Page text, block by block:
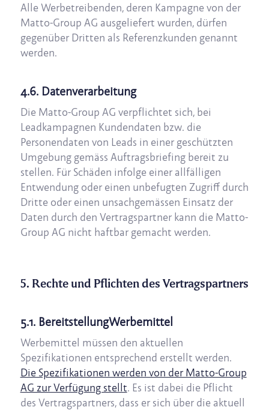
Alle Werbetreibenden, deren Kampagne von der
Matto-Group AG ausgeliefert wurden, dürfen
gegenüber Dritten als Referenzkunden genannt
werden.
4.6. Datenverarbeitung
Die Matto-Group AG verpflichtet sich, bei
Leadkampagnen Kundendaten bzw. die
Personendaten von Leads in einer geschützten
Umgebung gemäss Auftragsbriefing bereit zu
stellen. Für Schäden infolge einer allfälligen
Entwendung oder einen unbefugten Zugriff durch
Dritte oder einen unsachgemässen Einsatz der
Daten durch den Vertragspartner kann die Matto-
Group AG nicht haftbar gemacht werden.
5. Rechte und Pflichten des Vertragspartners
5.1. BereitstellungWerbemittel
Werbemittel müssen den aktuellen
Spezifikationen entsprechend erstellt werden.
Die Spezifikationen werden von der Matto-Group
AG zur Verfügung stellt. Es ist dabei die Pflicht
des Vertragspartners, dass er sich über die aktuell